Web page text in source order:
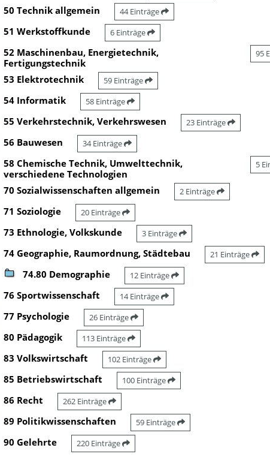
50 Technik allgemein 44 Einträge
51 Werkstoffkunde 6 Einträge
52 Maschinenbau, Energietechnik,
Fertigungstechnik
95
53 Elektrotechnik 59 Einträge
54 Informatik 58 Einträge
55 Verkehrstechnik, Verkehrswesen 23 Einträge
56 Bauwesen 34 Einträge
58 Chemische Technik, Umwelttechnik,
verschiedene Technologien
5
70 Sozialwissenschaften allgemein 2 Einträge
71 Soziologie 20 Einträge
73 Ethnologie, Volkskunde 3 Einträge
74 Geographie, Raumordnung, Städtebau 21 Einträge
74.80 Demographie 12 Einträge
76 Sportwissenschaft 14 Einträge
77 Psychologie 26 Einträge
80 Pädagogik 113 Einträge
83 Volkswirtschaft 102 Einträge
85 Betriebswirtschaft 100 Einträge
86 Recht 262 Einträge
89 Politikwissenschaften 59 Einträge
90 Gelehrte 220 Einträge